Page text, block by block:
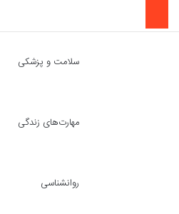
سلامت و پزشکی
مهارت‌های زندگی
روانشناسی